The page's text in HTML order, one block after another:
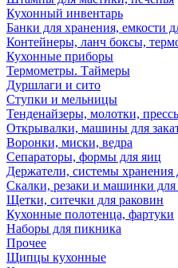
Кухонный инвентарь
Банки для хранения, емкости
Контейнеры, ланч боксы,
Кухонные приборы
Термометры. Таймеры
Дуршлаги и сито
Ступки и мельницы
Тенденайзеры, молотки,
Открывалки, машины для
Воронки, миски, ведра
Сепараторы, формы для яиц
Держатели, системы хранения
Скалки, резаки и машинки для
Щетки, ситечки для раковин
Кухонные полотенца, фартуки
Наборы для пикника
Прочее
Щипцы кухонные